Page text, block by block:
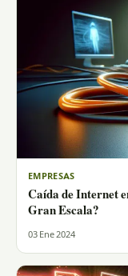
EMPRESAS
Caída de Internet
Gran Escala?
03 Ene 2024